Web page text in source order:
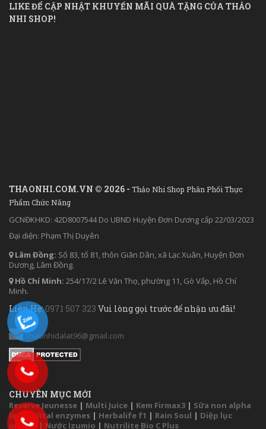
LIKE ĐỂ CẬP NHẬT KHUYẾN MÃI QUÀ TẶNG CỦA THẢO
NHI SHOP!
THAONHI.COM.VN © 2026 - Thảo Nhi Shop Phân Phối Thực
Phẩm Chức Năng
GCNĐKHKD: 42D8007544 Do UBND Huyện Đơn Dương cấp 22/03/2023
Đại diện: Phạm Thị Duyên
Lâm Đồng: Số 83, tổ 81, thôn Giãn Dân, xã Lạc Xuân, Huyện Đơn
Dương, Lâm Đồng.
Hồ Chí Minh: 254/17/2 Lê Văn Thọ, phường 11, Gò Vấp, Hồ Chí
Minh.
Liên Hệ:0971 507 323 Vui lòng gọi trước để nhận ưu đãi!
Thaonhidalat96@gmail.com
CHUYÊN MỤC MỚI
Reserve Jeunesse | Multi Juice | Kem Firmax3 | Sữa non alpha
lipid
|Vital enzymes | Herbalife f1 | Rain Soul | Diệp lục
unicity | Nước Izumio | Nutrilite Bio C Plus